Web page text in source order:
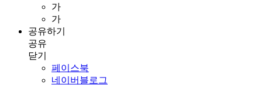
가
가
공유하기
공유
닫기
페이스북
네이버블로그